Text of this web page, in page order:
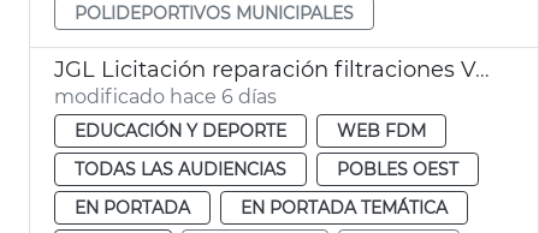
POLIDEPORTIVOS MUNICIPALES
JGL Licitación reparación filtraciones Velódromo València
modificado hace 6 días
EDUCACIÓN Y DEPORTE
WEB FDM
TODAS LAS AUDIENCIAS
POBLES OEST
EN PORTADA
EN PORTADA TEMÁTICA